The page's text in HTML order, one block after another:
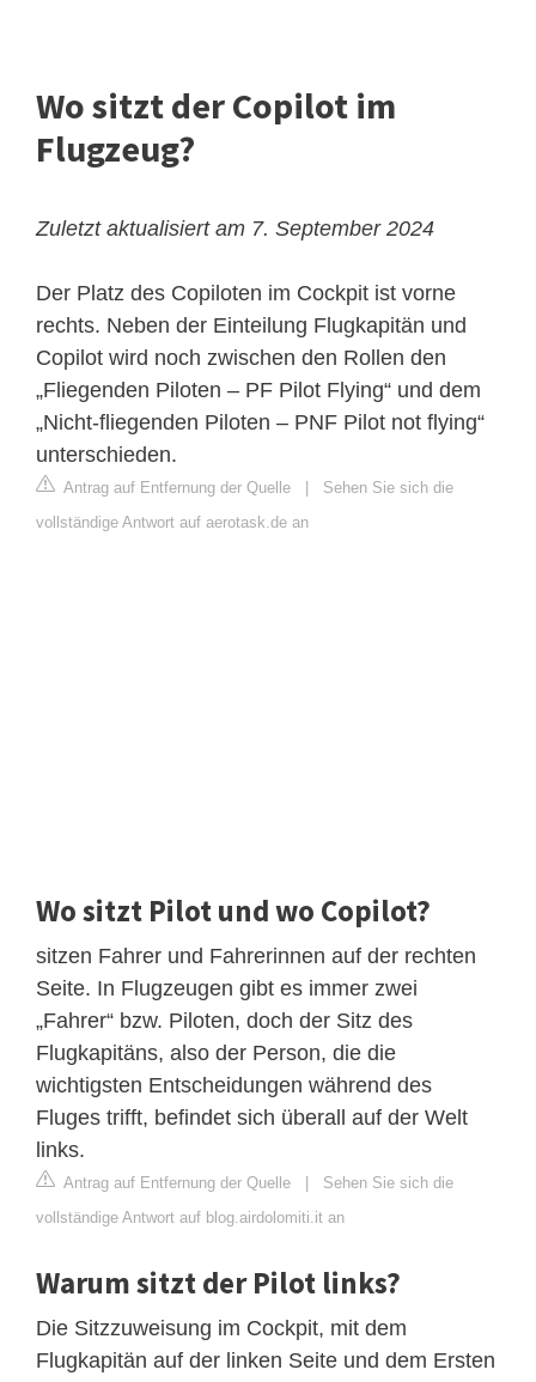
Wo sitzt der Copilot im
Flugzeug?
Zuletzt aktualisiert am 7. September 2024
Der Platz des Copiloten im Cockpit ist vorne
rechts. Neben der Einteilung Flugkapitän und
Copilot wird noch zwischen den Rollen den
„Fliegenden Piloten – PF Pilot Flying“ und dem
„Nicht-fliegenden Piloten – PNF Pilot not flying“
unterschieden.
Antrag auf Entfernung der Quelle
Sehen Sie sich die
vollständige Antwort auf aerotask.de an
Wo sitzt Pilot und wo Copilot?
sitzen Fahrer und Fahrerinnen auf der rechten
Seite. In Flugzeugen gibt es immer zwei
„Fahrer“ bzw. Piloten, doch der Sitz des
Flugkapitäns, also der Person, die die
wichtigsten Entscheidungen während des
Fluges trifft, befindet sich überall auf der Welt
links.
Antrag auf Entfernung der Quelle
Sehen Sie sich die
vollständige Antwort auf blog.airdolomiti.it an
Warum sitzt der Pilot links?
Die Sitzzuweisung im Cockpit, mit dem
Flugkapitän auf der linken Seite und dem Ersten